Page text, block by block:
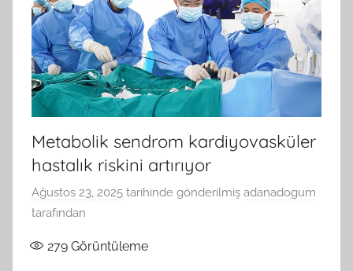
Yapan
Yerler
Adana
Yaş
Pasta
Siparişi
Metabolik sendrom kardiyovasküler
hastalık riskini artırıyor
Ağustos 23, 2025 tarihinde gönderilmiş adanadogum
tarafından
279 Görüntüleme